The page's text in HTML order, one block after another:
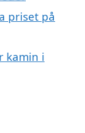
priset på
kamin i